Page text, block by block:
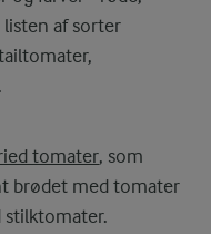
listen af sorter
tomater, som
brødet med tomater
stilktomater.